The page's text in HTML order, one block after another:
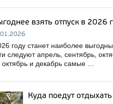
взять отпуск в 2026
году станет наиболее
следуют апрель, сентябрь,
октябрь и декабрь самые …
Куда поедут